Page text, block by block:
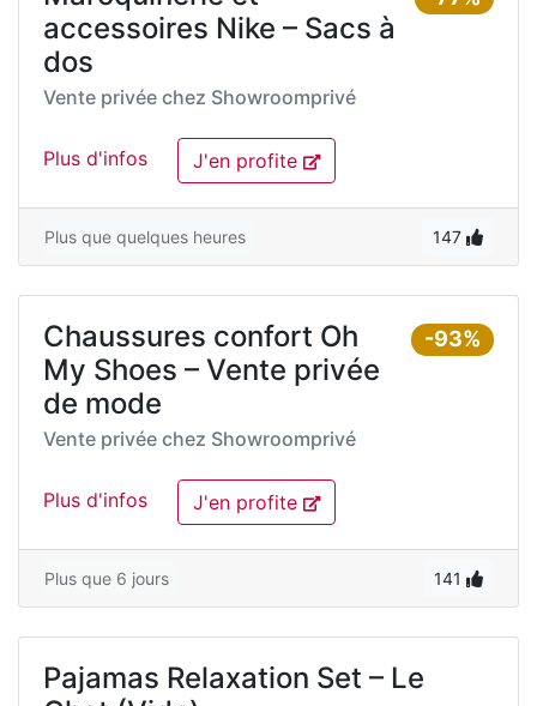
accessoires Nike – Sacs à
dos
Vente privée chez Showroomprivé
Plus d'infos J'en profite
Plus que quelques heures 147
-93%
Chaussures confort Oh
My Shoes – Vente privée
de mode
Vente privée chez Showroomprivé
Plus d'infos J'en profite
Plus que 6 jours 141
Pajamas Relaxation Set – Le